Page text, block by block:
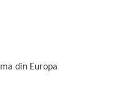
din Europa